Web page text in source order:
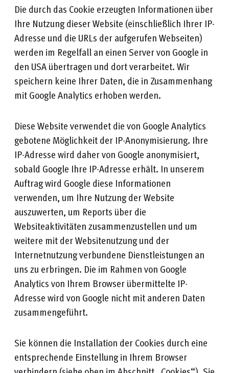
Die durch das Cookie erzeugten Informationen über
Ihre Nutzung dieser Website (einschließlich Ihrer IP-
Adresse und die URLs der aufgerufen Webseiten)
werden im Regelfall an einen Server von Google in
den USA übertragen und dort verarbeitet. Wir
speichern keine Ihrer Daten, die in Zusammenhang
mit Google Analytics erhoben werden.
Diese Website verwendet die von Google Analytics
gebotene Möglichkeit der IP-Anonymisierung. Ihre
IP-Adresse wird daher von Google anonymisiert,
sobald Google Ihre IP-Adresse erhält. In unserem
Auftrag wird Google diese Informationen
verwenden, um Ihre Nutzung der Website
auszuwerten, um Reports über die
Websiteaktivitäten zusammenzustellen und um
weitere mit der Websitenutzung und der
Internetnutzung verbundene Dienstleistungen an
uns zu erbringen. Die im Rahmen von Google
Analytics von Ihrem Browser übermittelte IP-
Adresse wird von Google nicht mit anderen Daten
zusammengeführt.
Sie können die Installation der Cookies durch eine
entsprechende Einstellung in Ihrem Browser